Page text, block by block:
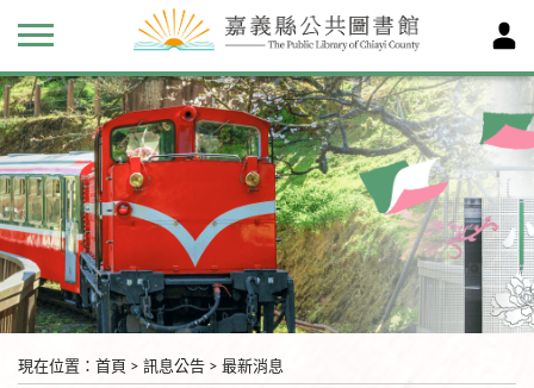
現在位置 ： 首頁 > 訊息公告 > 最新消息